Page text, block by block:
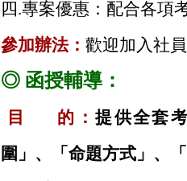
四.專案優惠：配合各項
參加辦法： 歡迎加入社
◎ 函授輔導：
目 的：提供全套
圍」、「命題方式」、